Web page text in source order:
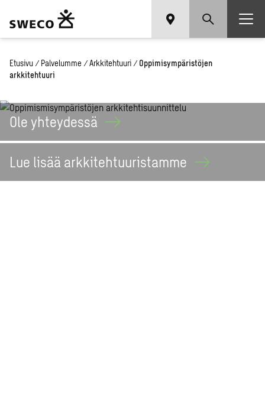
Etusivu / Palvelumme / Arkkitehtuuri / Oppimisympäristöjen
arkkitehtuuri
Ole yhteydessä
Lue lisää arkkitehtuuristamme